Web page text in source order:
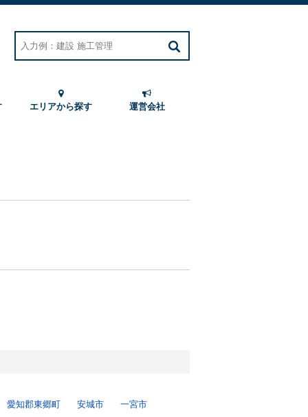
エリアから探す 運営会社
愛知郡東郷町 安城市 一宮市